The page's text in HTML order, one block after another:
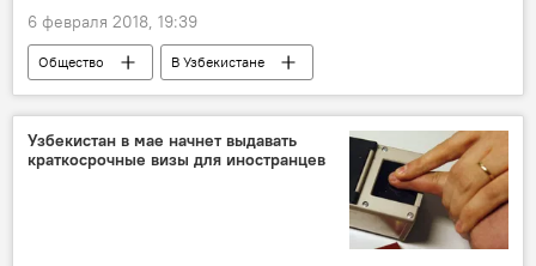
6 февраля 2018, 19:39
Общество
В Узбекистане
Узбекистан
Образование
колледж
платное обучение
Узбекистан в мае начнет выдавать
краткосрочные визы для иностранцев